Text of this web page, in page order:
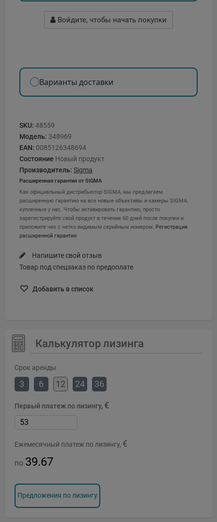
Войдите, чтобы начать покупки
Варианты доставки
SKU: 48559
Модель: 348969
EAN: 0085126348694
Состояние Новый продукт
Производитель: Sigma
Расширенная гарантия от SIGMA
Как официальный дистрибьютор SIGMA, мы предлагаем
расширенную гарантию на все новые объективы и камеры SIGMA,
купленные у нас. Чтобы активировать гарантию, просто
зарегистрируйте свой продукт в течение 60 дней после покупки и
приложите чек с четко видимым серийным номером. Регистрация
расширенной гарантии
Напишите свой отзыв
Товар под спецзаказ по предоплате
Добавить в список
Калькулятор лизинга
Срок аренды
3 6 12 24 36
Первый платеж по лизингу, €
Ежемесячный платеж по лизингу, €
no 39.67
Предложения по лизингу